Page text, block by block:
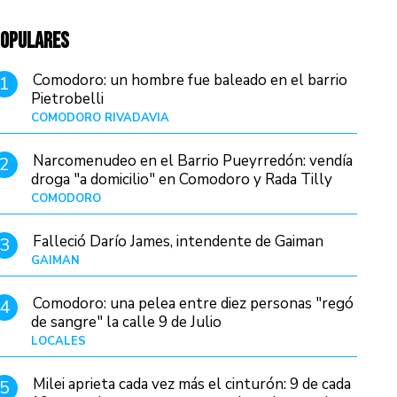
1
Comodoro: un hombre fue baleado en el barrio
Pietrobelli
COMODORO RIVADAVIA
2
Narcomenudeo en el Barrio Pueyrredón: vendía
droga "a domicilio" en Comodoro y Rada Tilly
COMODORO
3 Falleció Darío James, intendente de Gaiman
GAIMAN
4
Comodoro: una pelea entre diez personas "regó
de sangre" la calle 9 de Julio
LOCALES
5
Milei aprieta cada vez más el cinturón: 9 de cada